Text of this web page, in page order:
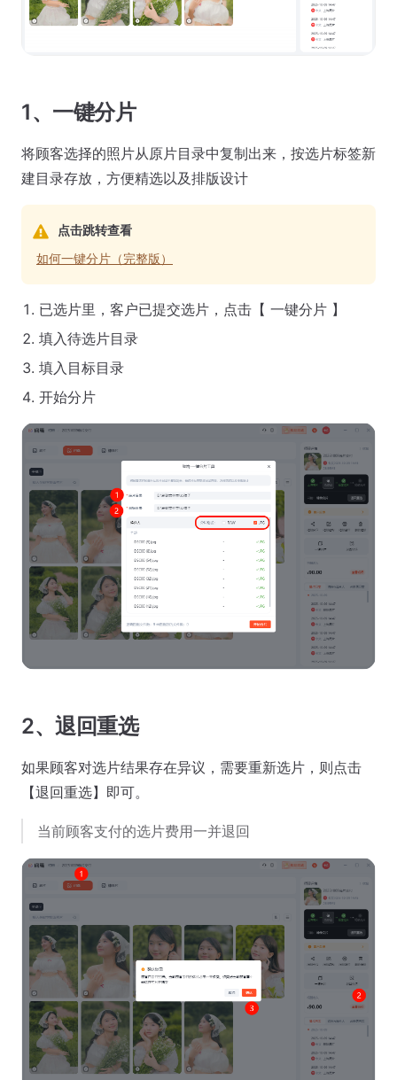
1、一键分片
将顾客选择的照片从原片目录中复制出来，按选片标签新
建目录存放，方便精选以及排版设计
点击跳转查看
如何一键分片（完整版）
已选片里，客户已提交选片，点击【 一键分片 】
填入待选片目录
填入目标目录
开始分片
2、退回重选
如果顾客对选片结果存在异议，需要重新选片，则点击
【退回重选】即可。
当前顾客支付的选片费用一并退回